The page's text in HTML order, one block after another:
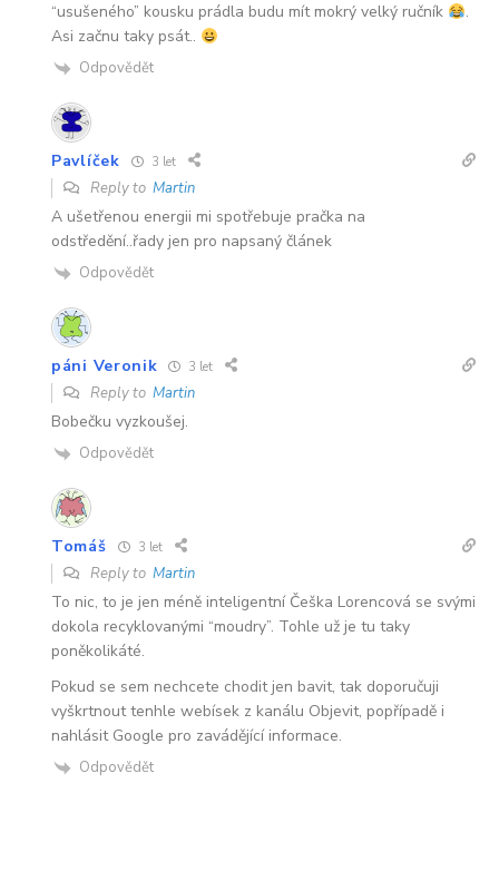
“usušeného” kousku prádla budu mít mokrý velký ručník
.
Asi začnu taky psát..
Odpovědět
Pavlíček 3 let
Reply to Martin
A ušetřenou energii mi spotřebuje pračka na
odstředění..řady jen pro napsaný článek
Odpovědět
páni Veronik 3 let
Reply to Martin
Bobečku vyzkoušej.
Odpovědět
Tomáš 3 let
Reply to Martin
To nic, to je jen méně inteligentní Češka Lorencová se svými
dokola recyklovanými “moudry”. Tohle už je tu taky
poněkolikáté.
Pokud se sem nechcete chodit jen bavit, tak doporučuji
vyškrtnout tenhle webísek z kanálu Objevit, popřípadě i
nahlásit Google pro zavádějící informace.
Odpovědět